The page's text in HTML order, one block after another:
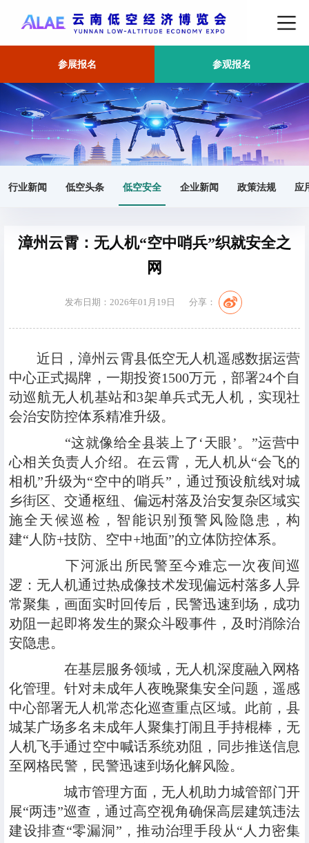
参展报名 参观报名
行业新闻 低空头条 低空安全 企业新闻 政策法规 应
首页 低空安全 正文
漳州云霄：无人机“空中哨兵”织就安全之
网
发布日期：2026年01月19日 分享：
近日，漳州云霄县低空无人机遥感数据运营
中心正式揭牌，一期投资1500万元，部署24个自
动巡航无人机基站和3架单兵式无人机，实现社
会治安防控体系精准升级。
“这就像给全县装上了‘天眼’。”运营中
心相关负责人介绍。在云霄，无人机从“会飞的
相机”升级为“空中的哨兵”，通过预设航线对城
乡街区、交通枢纽、偏远村落及治安复杂区域实
施全天候巡检，智能识别预警风险隐患，构
建“人防+技防、空中+地面”的立体防控体系。
下河派出所民警至今难忘一次夜间巡
逻：无人机通过热成像技术发现偏远村落多人异
常聚集，画面实时回传后，民警迅速到场，成功
劝阻一起即将发生的聚众斗殴事件，及时消除治
安隐患。
在基层服务领域，无人机深度融入网格
化管理。针对未成年人夜晚聚集安全问题，遥感
中心部署无人机常态化巡查重点区域。此前，县
城某广场多名未成年人聚集打闹且手持棍棒，无
人机飞手通过空中喊话系统劝阻，同步推送信息
至网格民警，民警迅速到场化解风险。
城市管理方面，无人机助力城管部门开
展“两违”巡查，通过高空视角确保高层建筑违法
建设排查“零漏洞”，推动治理手段从“人力密集